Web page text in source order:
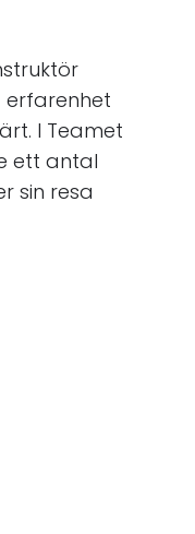
erfarenhet
I Teamet
ett antal
sin resa